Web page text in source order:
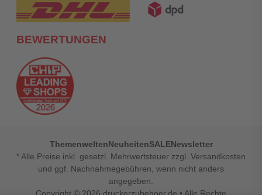
BEWERTUNGEN
ThemenweltenNeuheitenSALENewsletter
* Alle Preise inkl. gesetzl. Mehrwertsteuer zzgl. Versandkosten
und ggf. Nachnahmegebühren, wenn nicht anders
angegeben.